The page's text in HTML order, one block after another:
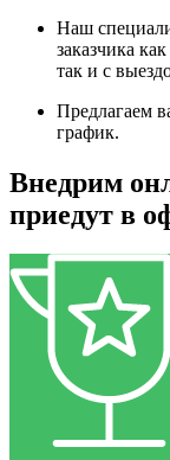
Наш
заказчика
так и с
Предлагаем
график.
Внедрим
приедут в